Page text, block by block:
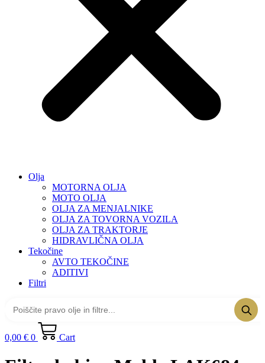
Olja
MOTORNA OLJA
MOTO OLJA
OLJA ZA MENJALNIKE
OLJA ZA TOVORNA VOZILA
OLJA ZA TRAKTORJE
HIDRAVLIČNA OLJA
Tekočine
AVTO TEKOČINE
ADITIVI
Filtri
0,00 € 0 Cart